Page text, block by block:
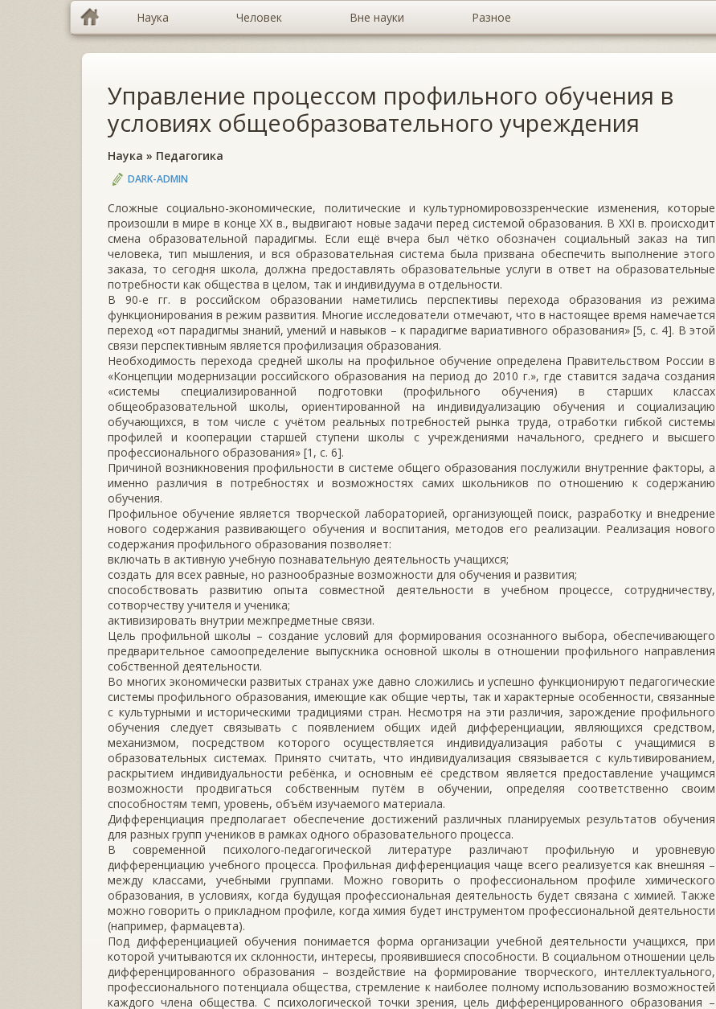
Наука Человек Вне науки Разное
Управление процессом профильного обучения в
условиях общеобразовательного учреждения
Наука » Педагогика
DARK-ADMIN
Сложные социально-экономические, политические и культурномировоззренческие изменения, которые
произошли в мире в конце ХХ в., выдвигают новые задачи перед системой образования. В ХХI в. происходит
смена образовательной парадигмы. Если ещё вчера был чётко обозначен социальный заказ на тип
человека, тип мышления, и вся образовательная система была призвана обеспечить выполнение этого
заказа, то сегодня школа, должна предоставлять образовательные услуги в ответ на образовательные
потребности как общества в целом, так и индивидуума в отдельности.
В 90-е гг. в российском образовании наметились перспективы перехода образования из режима
функционирования в режим развития. Многие исследователи отмечают, что в настоящее время намечается
переход «от парадигмы знаний, умений и навыков – к парадигме вариативного образования» [5, с. 4]. В этой
связи перспективным является профилизация образования.
Необходимость перехода средней школы на профильное обучение определена Правительством России в
«Концепции модернизации российского образования на период до 2010 г.», где ставится задача создания
«системы специализированной подготовки (профильного обучения) в старших классах
общеобразовательной школы, ориентированной на индивидуализацию обучения и социализацию
обучающихся, в том числе с учётом реальных потребностей рынка труда, отработки гибкой системы
профилей и кооперации старшей ступени школы с учреждениями начального, среднего и высшего
профессионального образования» [1, с. 6].
Причиной возникновения профильности в системе общего образования послужили внутренние факторы, а
именно различия в потребностях и возможностях самих школьников по отношению к содержанию
обучения.
Профильное обучение является творческой лабораторией, организующей поиск, разработку и внедрение
нового содержания развивающего обучения и воспитания, методов его реализации. Реализация нового
содержания профильного образования позволяет:
включать в активную учебную познавательную деятельность учащихся;
создать для всех равные, но разнообразные возможности для обучения и развития;
способствовать развитию опыта совместной деятельности в учебном процессе, сотрудничеству,
сотворчеству учителя и ученика;
активизировать внутрии межпредметные связи.
Цель профильной школы – создание условий для формирования осознанного выбора, обеспечивающего
предварительное самоопределение выпускника основной школы в отношении профильного направления
собственной деятельности.
Во многих экономически развитых странах уже давно сложились и успешно функционируют педагогические
системы профильного образования, имеющие как общие черты, так и характерные особенности, связанные
с культурными и историческими традициями стран. Несмотря на эти различия, зарождение профильного
обучения следует связывать с появлением общих идей дифференциации, являющихся средством,
механизмом, посредством которого осуществляется индивидуализация работы с учащимися в
образовательных системах. Принято считать, что индивидуализация связывается с культивированием,
раскрытием индивидуальности ребёнка, и основным её средством является предоставление учащимся
возможности продвигаться собственным путём в обучении, определяя соответственно своим
способностям темп, уровень, объём изучаемого материала.
Дифференциация предполагает обеспечение достижений различных планируемых результатов обучения
для разных групп учеников в рамках одного образовательного процесса.
В современной психолого-педагогической литературе различают профильную и уровневую
дифференциацию учебного процесса. Профильная дифференциация чаще всего реализуется как внешняя –
между классами, учебными группами. Можно говорить о профессиональном профиле химического
образования, в условиях, когда будущая профессиональная деятельность будет связана с химией. Также
можно говорить о прикладном профиле, когда химия будет инструментом профессиональной деятельности
(например, фармацевта).
Под дифференциацией обучения понимается форма организации учебной деятельности учащихся, при
которой учитываются их склонности, интересы, проявившиеся способности. В социальном отношении цель
дифференцированного образования – воздействие на формирование творческого, интеллектуального,
профессионального потенциала общества, стремление к наиболее полному использованию возможностей
каждого члена общества. С психологической точки зрения, цель дифференцированного образования –